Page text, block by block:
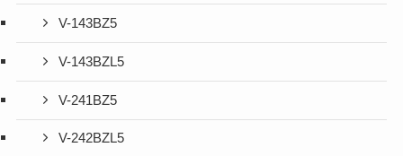
V-143BZ5
V-143BZL5
V-241BZ5
V-242BZL5